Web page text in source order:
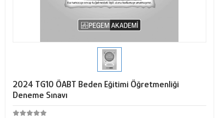
2024 TG10 ÖABT Beden Eğitimi Öğretmenliği
Deneme Sınavı